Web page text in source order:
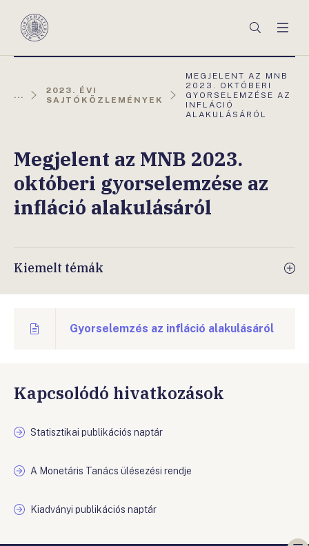
Magyar
Keresés
...
2023. ÉVI
SAJTÓKÖZLEMÉNYEK
AKTUÁLIS
OLDAL:
MEGJELENT AZ MNB
2023. OKTÓBERI
GYORSELEMZÉSE AZ
INFLÁCIÓ
ALAKULÁSÁRÓL
Megjelent az MNB 2023.
októberi gyorselemzése az
infláció alakulásáról
Kiemelt témák
Gyorselemzés az infláció alakulásáról
Kapcsolódó hivatkozások
Statisztikai publikációs naptár
A Monetáris Tanács ülésezési rendje
Kiadványi publikációs naptár